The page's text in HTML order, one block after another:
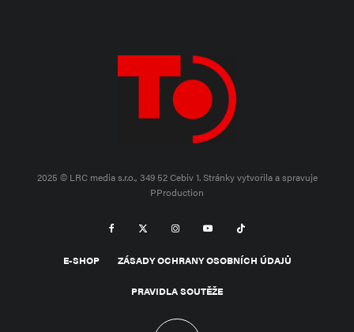
2025 © LRC media s.r.o., 349 52 Cebiv 1.Stránky vytvořila a spravuje
PProduction
E-SHOP ZÁSADY OCHRANY OSOBNÍCH ÚDAJŮ
PRAVIDLA SOUTĚŽE